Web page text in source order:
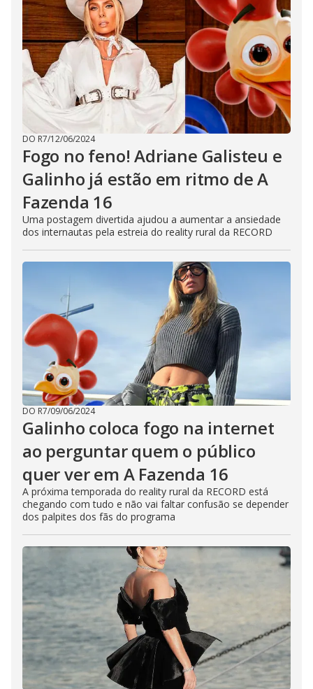
DO R7/12/06/2024
Fogo no feno! Adriane Galisteu e
Galinho já estão em ritmo de A
Fazenda 16
Uma postagem divertida ajudou a aumentar a ansiedade
dos internautas pela estreia do reality rural da RECORD
DO R7/09/06/2024
Galinho coloca fogo na internet
ao perguntar quem o público
quer ver em A Fazenda 16
A próxima temporada do reality rural da RECORD está
chegando com tudo e não vai faltar confusão se depender
dos palpites dos fãs do programa